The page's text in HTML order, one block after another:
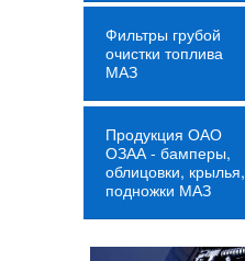
Фильтры грубой
очистки топлива
МАЗ
Продукция ОАО
ОЗАА - бамперы,
облицовки, крылья,
подножки МАЗ